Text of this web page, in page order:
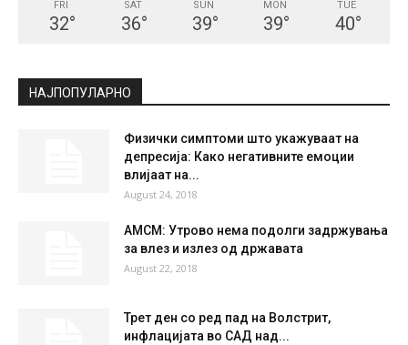
FRI
32°
SAT
36°
SUN
39°
MON
39°
TUE
40°
НАЈПОПУЛАРНО
Физички симптоми што укажуваат на
депресија: Како негативните емоции
влијаат на...
August 24, 2018
AМСМ: Утрово нема подолги задржувања
за влез и излез од државата
August 22, 2018
Трет ден со ред пад на Волстрит,
инфлацијата во САД над...